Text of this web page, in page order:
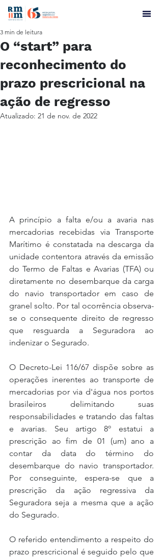
O “start” para
reconhecimento do
prazo prescricional na
ação de regresso
3 min de leitura
Atualizado: 21 de nov. de 2022
A princípio a falta e/ou a avaria nas
mercadorias recebidas via Transporte
Marítimo é constatada na descarga da
unidade contentora através da emissão
do Termo de Faltas e Avarias (TFA) ou
diretamente no desembarque da carga
do navio transportador em caso de
granel solto. Por tal ocorrência observa-
se o consequente direito de regresso
que resguarda a Seguradora ao
indenizar o Segurado.
O Decreto-Lei 116/67 dispõe sobre as
operações inerentes ao transporte de
mercadorias por via d'água nos portos
brasileiros delimitando suas
responsabilidades e tratando das faltas
e avarias. Seu artigo 8º estatui a
prescrição ao fim de 01 (um) ano a
contar da data do término do
desembarque do navio transportador.
Por conseguinte, espera-se que a
prescrição da ação regressiva da
Seguradora seja a mesma que a ação
do Segurado.
O referido entendimento a respeito do
prazo prescricional é seguido pelo que